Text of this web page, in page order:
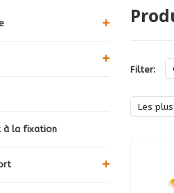
à la fixation
Filter:
Les